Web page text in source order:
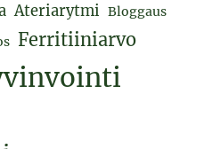
Ateriarytmi Bloggaus
Ferritiiniarvo